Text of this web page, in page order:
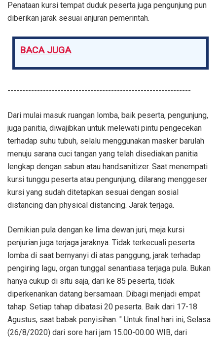
Penataan kursi tempat duduk peserta juga pengunjung pun
diberikan jarak sesuai anjuran pemerintah.
BACA JUGA
--------------------------------------------------------------
Dari mulai masuk ruangan lomba, baik peserta, pengunjung,
juga panitia, diwajibkan untuk melewati pintu pengecekan
terhadap suhu tubuh, selalu menggunakan masker barulah
menuju sarana cuci tangan yang telah disediakan panitia
lengkap dengan sabun atau handsanitizer. Saat menempati
kursi tunggu peserta atau pengunjung, dilarang menggeser
kursi yang sudah ditetapkan sesuai dengan sosial
distancing dan physical distancing. Jarak terjaga.
Demikian pula dengan ke lima dewan juri, meja kursi
penjurian juga terjaga jaraknya. Tidak terkecuali peserta
lomba di saat bernyanyi di atas panggung, jarak terhadap
pengiring lagu, organ tunggal senantiasa terjaga pula. Bukan
hanya cukup di situ saja, dari ke 85 peserta, tidak
diperkenankan datang bersamaan. Dibagi menjadi empat
tahap. Setiap tahap dibatasi 20 peserta. Baik dari 17-18
Agustus, saat babak penyisihan. " Untuk final hari ini, Selasa
(26/8/2020) dari sore hari jam 15.00-00.00 WIB, dari